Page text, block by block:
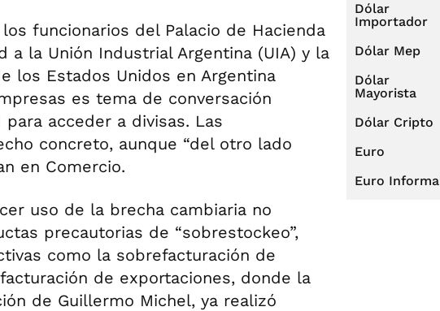
funcionarios del Palacio de Hacienda
a la Unión Industrial Argentina (UIA) y la
los Estados Unidos en Argentina
es tema de conversación
acceder a divisas. Las
concreto, aunque “del otro lado
en Comercio.
uso de la brecha cambiaria no
precautorias de “sobrestockeo”,
como la sobrefacturación de
de exportaciones, donde la
de Guillermo Michel, ya realizó
Dólar
Importador
Dólar Mep
Dólar
Mayorista
Dólar Cripto
Euro
Euro